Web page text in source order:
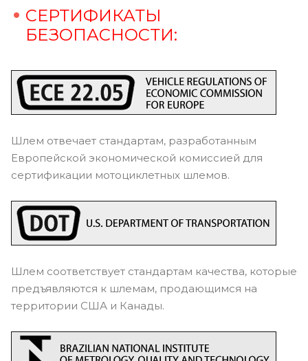
СЕРТИФИКАТЫ
БЕЗОПАСНОСТИ:
Шлем отвечает стандартам, разработанным
Европейской экономической комиссией для
сертификации мотоциклетных шлемов.
Шлем соответствует стандартам качества, которые
предъявляются к шлемам, продающимся на
территории США и Канады.